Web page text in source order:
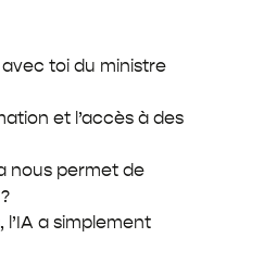
toi du ministre
et l’accès à des
nous permet de
a simplement